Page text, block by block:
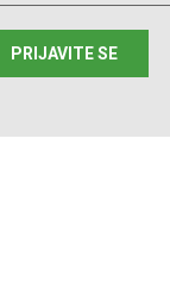
PRIJAVITE SE